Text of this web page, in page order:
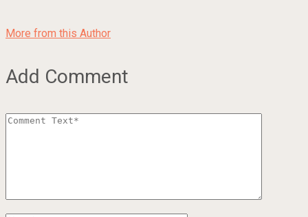
More from this Author
Add Comment